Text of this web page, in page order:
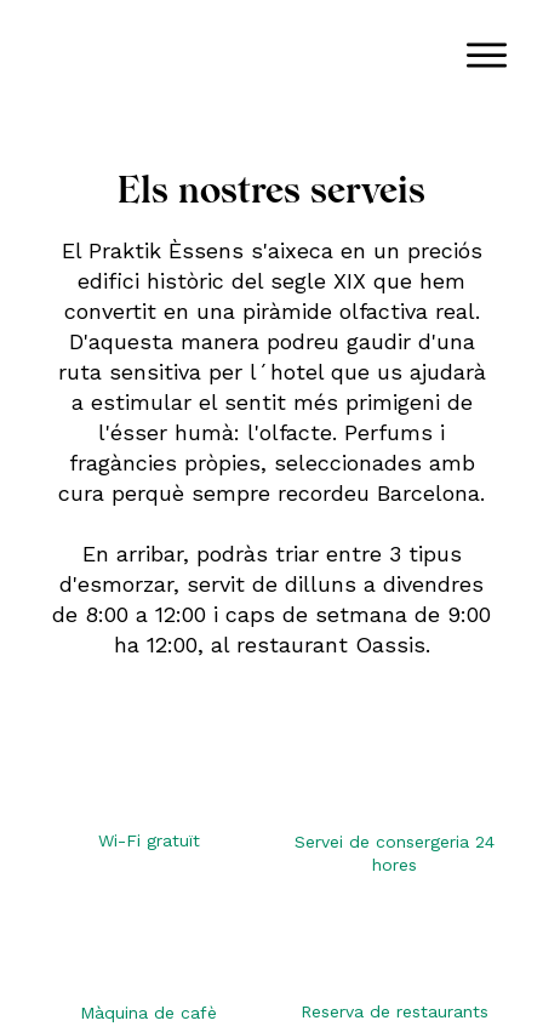
Els nostres serveis
El Praktik Èssens s'aixeca en un preciós
edifici històric del segle XIX que hem
convertit en una piràmide olfactiva real.
D'aquesta manera podreu gaudir d'una
ruta sensitiva per l´hotel que us ajudarà
a estimular el sentit més primigeni de
l'ésser humà: l'olfacte. Perfums i
fragàncies pròpies, seleccionades amb
cura perquè sempre recordeu Barcelona.
En arribar, podràs triar entre 3 tipus
d'esmorzar, servit de dilluns a divendres
de 8:00 a 12:00 i caps de setmana de 9:00
ha 12:00, al restaurant Oassis.
Wi-Fi gratuït
Servei de consergeria 24
hores
Màquina de cafè Reserva de restaurants